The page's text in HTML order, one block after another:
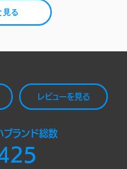
見る
レビューを見る
ブランド総数